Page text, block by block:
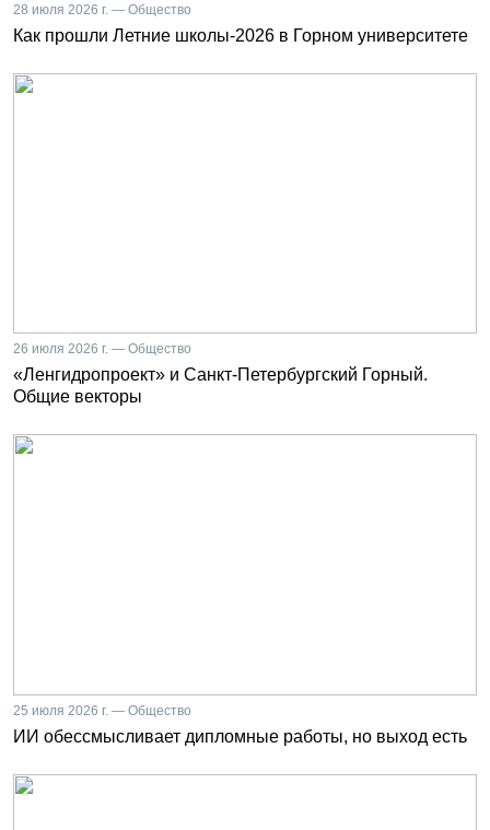
28 июля 2026 г. — Общество
Как прошли Летние школы-2026 в Горном университете
26 июля 2026 г. — Общество
«Ленгидропроект» и Санкт-Петербургский Горный.
Общие векторы
25 июля 2026 г. — Общество
ИИ обессмысливает дипломные работы, но выход есть